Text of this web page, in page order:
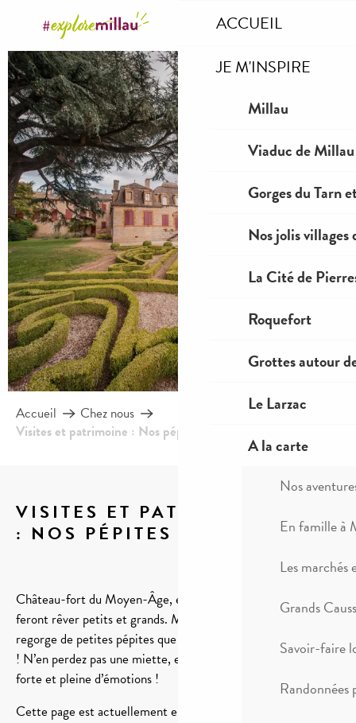
contenu
principal
ACCUEIL
JE M'INSPIRE
Millau
Viaduc de Millau
Gorges du Tarn
Nos jolis villages
La Cité de
Roquefort
Grottes autour
Le Larzac
A la carte
Nos
En famille à
Les marchés
Grands
Savoir-faire
Randonnées
Accueil
Chez nous
Visites et patrimoine : Nos pépites
VISITES ET PATRIMOINE
: NOS PÉPITES
Château-fort du Moyen-Âge, et cités Templières du Larzac
feront rêver petits et grands. Mais ce territoire Unesco
regorge de petites pépites que nous souhaitons vous partager
! N’en perdez pas une miette, elles ont toutes une histoire
forte et pleine d’émotions !
Cette page est actuellement en construction ! Nous